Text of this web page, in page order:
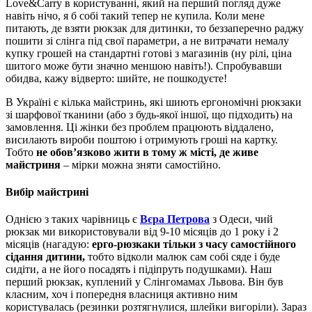
Love&Carry в користуванні, який на перший погляд дуже
навіть нічо, я б собі такий тепер не купила. Коли мене
питають, де взяти рюкзак для дитинки, то беззаперечно раджу
пошити зі слінга під свої параметри, а не витрачати немалу
купку грошей на стандартні готові з магазинів (ну рілі, ціна
шитого може бути значно меншою навіть!). Спробувавши
обидва, кажу відверто: шийте, не пошкодуєте!
В Україні є кілька майстринь, які шиють ергономічні рюкзаки
зі шарфової тканини (або з будь-якої іншої, що підходить) на
замовлення. Ці жінки без проблем працюють віддалено,
висилають вироби поштою і отримують гроші на картку.
Тобто не обов’язково жити в тому ж місті, де живе
майстриня – мірки можна зняти самостійно.
Вибір майстрині
Однією з таких чарівниць є Вєра Петрова з Одеси, чий
рюкзак ми використовували від 9-10 місяців до 1 року і 2
місяців (нагадую: ерго-рюзкаки тільки з часу самостійного
сідання дитини, тобто відколи малюк сам собі сяде і буде
сидіти, а не його посадять і підіпруть подушками). Наш
перший рюкзак, куплений у Слінгомамах Львова. Він був
класним, хоч і попередня власниця активно ним
користувалась (резинки розтягнулися, шлейки вигоріли). Зараз